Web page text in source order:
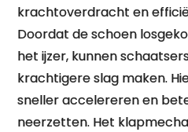
krachtoverdracht en
Doordat de schoen
het ijzer, kunnen
krachtigere slag maken.
sneller accelereren en
neerzetten. Het